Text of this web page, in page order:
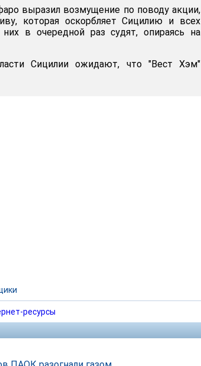
выразил возмущение по поводу акции,
которая оскорбляет Сицилию и всех
в очередной раз судят, опираясь на
Сицилии ожидают, что "Вест Хэм"
ресурсы